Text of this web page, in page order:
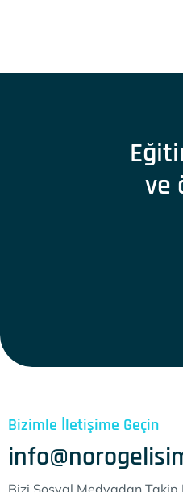
ve
Bizimle İletişime Geçin
Bizi Sosyal Medyadan Takip